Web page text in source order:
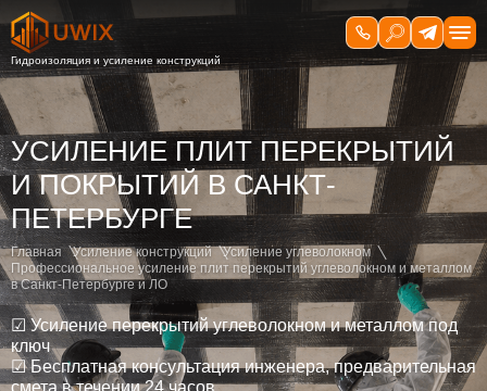
УСИЛЕНИЕ ПЛИТ ПЕРЕКРЫТИЙ
И ПОКРЫТИЙ В САНКТ-
ПЕТЕРБУРГЕ
Главная Усиление конструкций
Усиление углеволокном
Профессиональное усиление плит перекрытий углеволокном и металлом
в Санкт-Петербурге и ЛО
☑ Усиление перекрытий углеволокном и металлом под
ключ
☑ Бесплатная консультация инженера, предварительная
смета в течении 24 часов